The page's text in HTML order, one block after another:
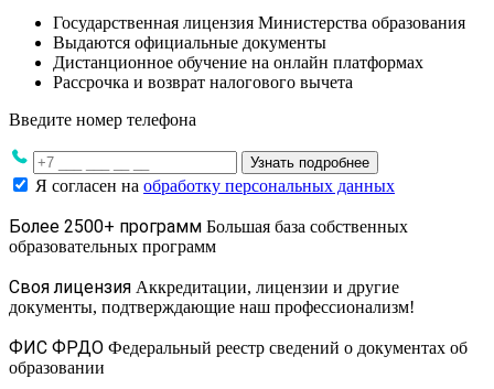
Государственная лицензия Министерства образования
Выдаются официальные документы
Дистанционное обучение на онлайн платформах
Рассрочка и возврат налогового вычета
Введите номер телефона
Узнать подробнее
Я согласен на обработку персональных данных
Более 2500+ программ Большая база собственных
образовательных программ
Своя лицензия Аккредитации, лицензии и другие
документы, подтверждающие наш профессионализм!
ФИС ФРДО Федеральный реестр сведений о документах об
образовании